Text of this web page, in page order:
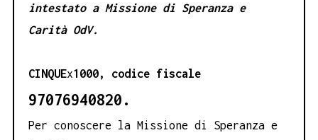
intestato a Missione di Speranza e
Carità OdV.
CINQUEx1000, codice fiscale
97076940820.
Per conoscere la Missione di Speranza e